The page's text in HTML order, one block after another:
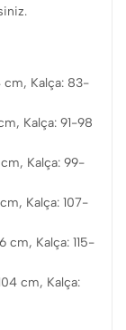
cm, Kalça: 83-
Kalça: 91-98
Kalça: 99-
Kalça: 107-
cm, Kalça: 115-
cm, Kalça: